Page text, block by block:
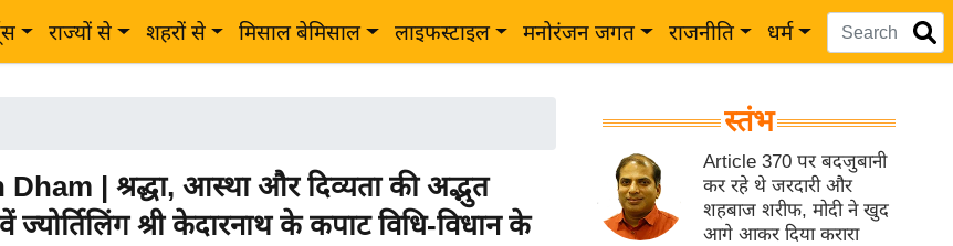
राज्यों से शहरों से मिसाल बेमिसाल लाइफस्टाइल मनोरंजन जगत राजनीति धर्म
| श्रद्धा, आस्था और दिव्यता की अद्भुत
ज्योर्तिलिंग श्री केदारनाथ के कपाट विधि-विधान के
स्तंभ
Article 370 पर बदजुबानी
कर रहे थे जरदारी और
शहबाज शरीफ, मोदी ने खुद
आगे आकर दिया करारा